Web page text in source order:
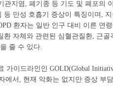
관지염, 폐기종 등 기도 및 폐포의
등 만성 호흡기 증상이 특징이며,
환자는 일반 인구 대비 이른 연
환 자체와 관련된 심혈관질환, 근
줄 수 있다.
가이드라인인 GOLD(Global
에서, 현재 악화는 없지만 증상 부